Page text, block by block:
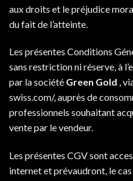
aux droits et le préjudice
du fait de l’atteinte.
Les présentes Conditions
sans restriction ni réserve, à
par la société Green Gold ,
swiss.com/, auprès de
professionnels souhaitant
vente par le vendeur.
Les présentes CGV sont
internet et prévaudront, le